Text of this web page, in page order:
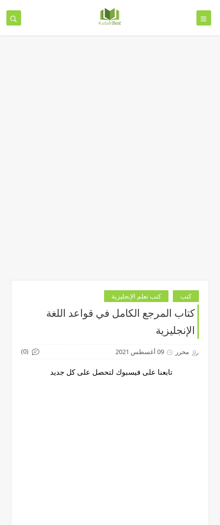
كتب كتب تعلم الإنجليزية
كتاب المرجع الكامل في قواعد اللغة
الإنجليزية
محرر 09 أغسطس 2021 (0)
تابعنا على فيسبوك لتحصل على كل جديد